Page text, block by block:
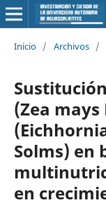
Inicio / Archivos /
(Zea
Solms) en
en